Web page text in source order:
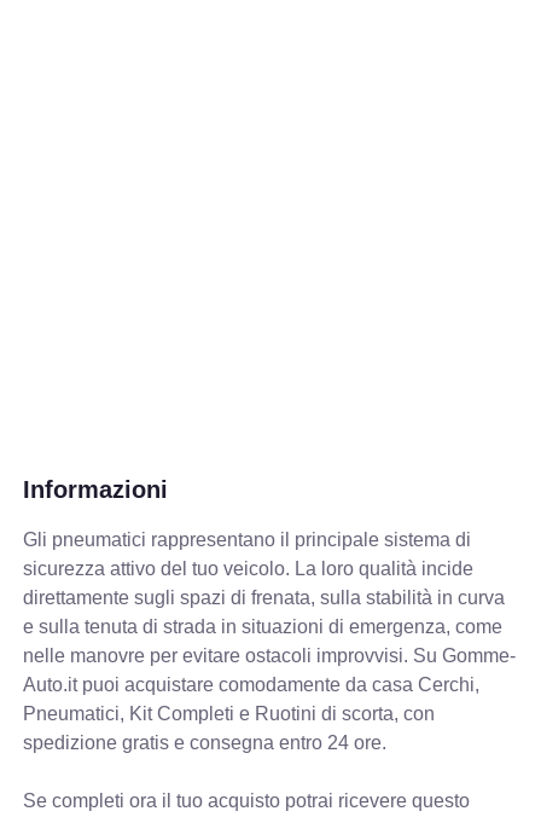
Informazioni
Gli pneumatici rappresentano il principale sistema di
sicurezza attivo del tuo veicolo. La loro qualità incide
direttamente sugli spazi di frenata, sulla stabilità in curva
e sulla tenuta di strada in situazioni di emergenza, come
nelle manovre per evitare ostacoli improvvisi. Su Gomme-
Auto.it puoi acquistare comodamente da casa Cerchi,
Pneumatici, Kit Completi e Ruotini di scorta, con
spedizione gratis e consegna entro 24 ore.
Se completi ora il tuo acquisto potrai ricevere questo